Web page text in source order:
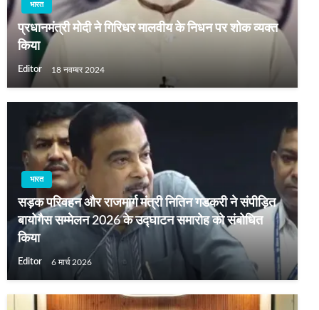
भारत
प्रधानमंत्री मोदी ने गिरिधर मालवीय के निधन पर शोक व्यक्त
किया
Editor 18 नवम्बर 2024
भारत
सड़क परिवहन और राजमार्ग मंत्री नितिन गडकरी ने संपीड़ित
बायोगैस सम्मेलन 2026 के उद्घाटन समारोह को संबोधित
किया
Editor 6 मार्च 2026